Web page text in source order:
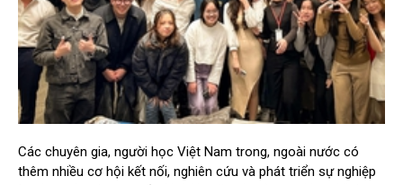
Các chuyên gia, người học Việt Nam trong, ngoài nước có
thêm nhiều cơ hội kết nối, nghiên cứu và phát triển sự nghiệp